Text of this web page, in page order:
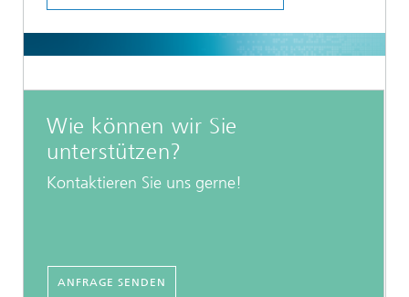
Wie können wir Sie
unterstützen?
Kontaktieren Sie uns gerne!
ANFRAGE SENDEN